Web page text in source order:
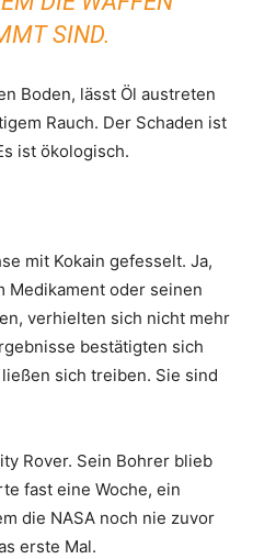
SIND.
Boden, lässt Öl austreten
Rauch. Der Schaden ist
ist ökologisch.
mit Kokain gefesselt. Ja,
Medikament oder seinen
verhielten sich nicht mehr
bestätigten sich
sich treiben. Sie sind
Rover. Sein Bohrer blieb
fast eine Woche, ein
die NASA noch nie zuvor
erste Mal.